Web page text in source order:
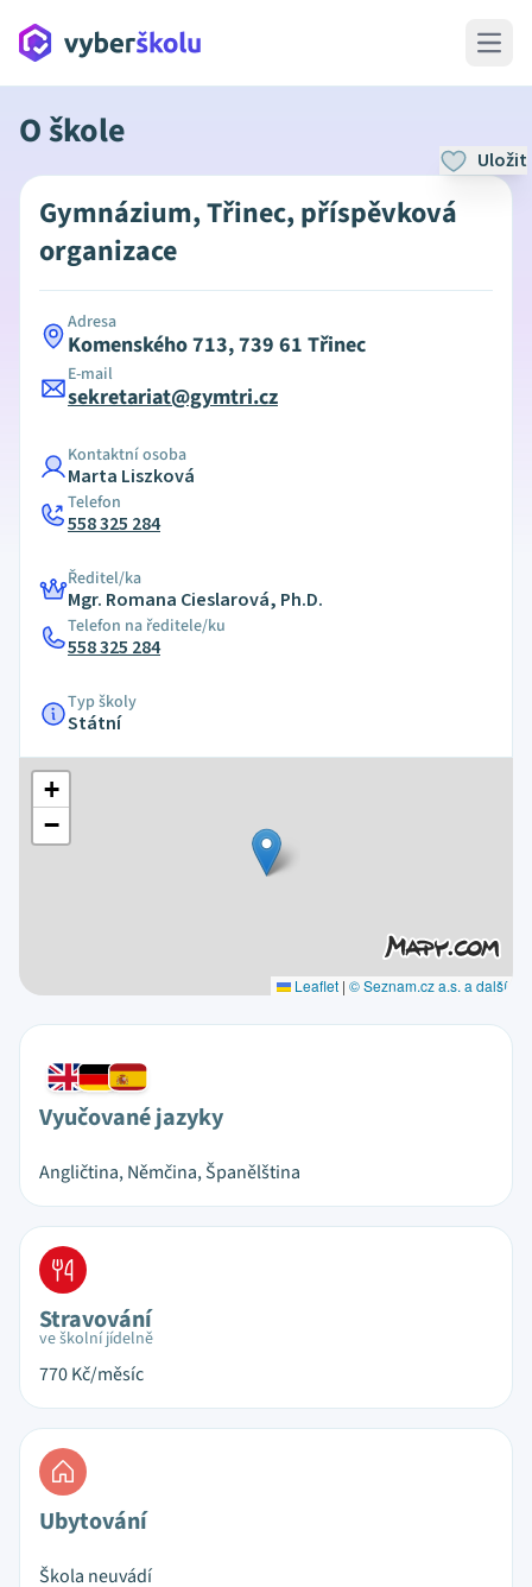
Open
O škole
Uložit
Gymnázium, Třinec, příspěvková
organizace
Adresa
Komenského 713, 739 61 Třinec
E-mail
sekretariat@gymtri.cz
Kontaktní osoba
Marta Liszková
Telefon
558 325 284
Ředitel/ka
Mgr. Romana Cieslarová, Ph.D.
Telefon na ředitele/ku
558 325 284
Typ školy
Státní
+
−
Leaflet | © Seznam.cz a.s. a další
Vyučované jazyky
Angličtina, Němčina, Španělština
Stravování
ve školní jídelně
770Kč/měsíc
Ubytování
Škola neuvádí